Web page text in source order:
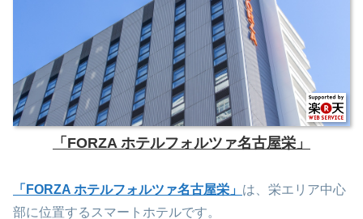
「FORZA ホテルフォルツァ名古屋栄」
「FORZA ホテルフォルツァ名古屋栄」 は、栄エリア中心
部に位置するスマートホテルです。